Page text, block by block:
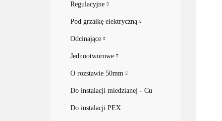
Regulacyjne
Pod grzałkę elektryczną
Odcinające
Jednootworowe
O rozstawie 50mm
Do instalacji miedzianej - Cu
Do instalacji PEX